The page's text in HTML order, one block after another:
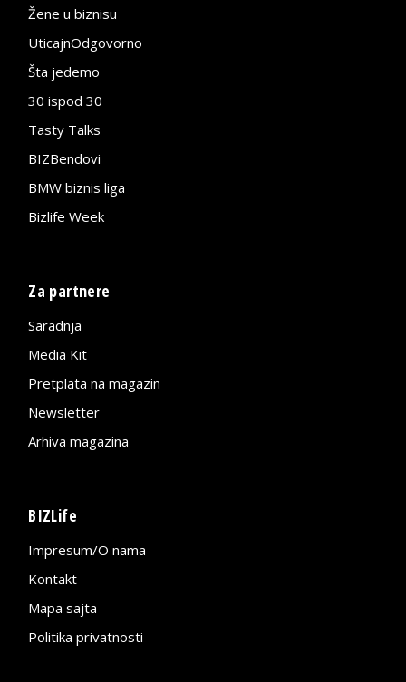
Žene u biznisu
UticajnOdgovorno
Šta jedemo
30 ispod 30
Tasty Talks
BIZBendovi
BMW biznis liga
Bizlife Week
Za partnere
Saradnja
Media Kit
Pretplata na magazin
Newsletter
Arhiva magazina
BIZLife
Impresum/O nama
Kontakt
Mapa sajta
Politika privatnosti